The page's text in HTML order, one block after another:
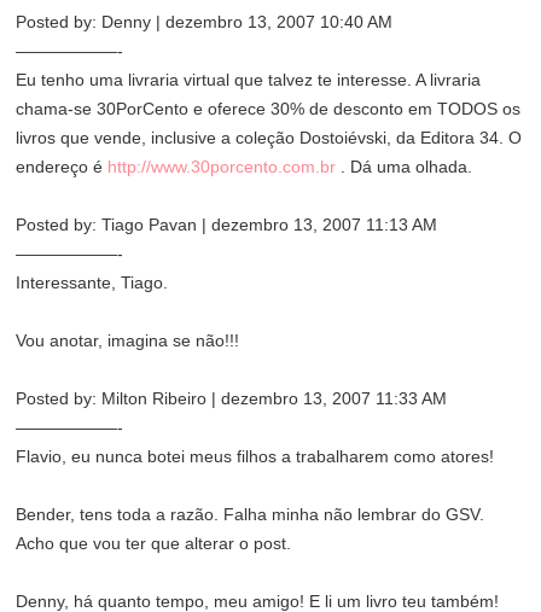
Posted by: Denny | dezembro 13, 2007 10:40 AM
——————-
Eu tenho uma livraria virtual que talvez te interesse. A livraria
chama-se 30PorCento e oferece 30% de desconto em TODOS os
livros que vende, inclusive a coleção Dostoiévski, da Editora 34. O
endereço é http://www.30porcento.com.br . Dá uma olhada.
Posted by: Tiago Pavan | dezembro 13, 2007 11:13 AM
——————-
Interessante, Tiago.
Vou anotar, imagina se não!!!
Posted by: Milton Ribeiro | dezembro 13, 2007 11:33 AM
——————-
Flavio, eu nunca botei meus filhos a trabalharem como atores!
Bender, tens toda a razão. Falha minha não lembrar do GSV.
Acho que vou ter que alterar o post.
Denny, há quanto tempo, meu amigo! E li um livro teu também!